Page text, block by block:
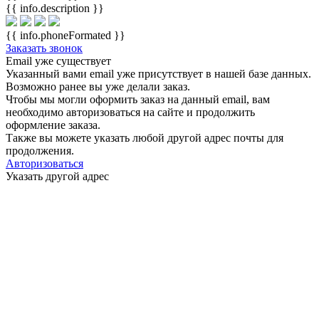
{{ info.description }}
{{ info.phoneFormated }}
Заказать звонок
Email уже существует
Указанный вами email уже присутствует в нашей базе данных.
Возможно ранее вы уже делали заказ.
Чтобы мы могли оформить заказ на данный email, вам
необходимо авторизоваться на сайте и продолжить
оформление заказа.
Также вы можете указать любой другой адрес почты для
продолжения.
Авторизоваться
Указать другой адрес